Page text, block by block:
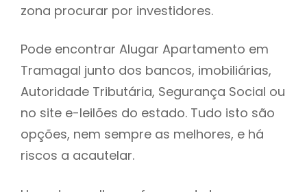
zona procurar por investidores.
Pode encontrar Alugar Apartamento em
Tramagal junto dos bancos, imobiliárias,
Autoridade Tributária, Segurança Social ou
no site e-leilões do estado. Tudo isto são
opções, nem sempre as melhores, e há
riscos a acautelar.